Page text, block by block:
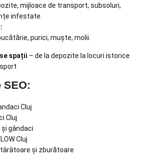
mijloace de transport, subsoluri,
infestate.
purici, muște, molii.
spații – de la depozite la locuri istorice
SEO:
Cluj
Cluj
gândaci
Cluj
și zburătoare